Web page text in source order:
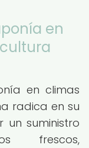
en
en climas
radica en su
suministro
frescos,